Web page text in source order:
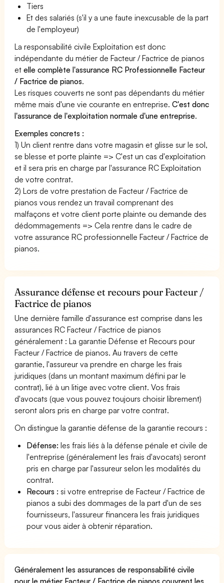
Tiers
Et des salariés (s'il y a une faute inexcusable de la part
de l'employeur)
La responsabilité civile Exploitation est donc
indépendante du métier de Facteur / Factrice de pianos
etelle complète l'assurance RC Professionnelle Facteur
/ Factrice de pianos.
Les risques couverts ne sont pas dépendants du métier
même mais d'une vie courante en entreprise.C'est donc
l'assurance de l'exploitation normale d'une entreprise.
Exemples concrets :
1) Un client rentre dans votre magasin et glisse sur le sol,
se blesse et porte plainte => C'est un cas d'exploitation
et il sera pris en charge par l'assurance RC Exploitation
de votre contrat.
2) Lors de votre prestation de Facteur / Factrice de
pianos vous rendez un travail comprenant des
malfaçons et votre client porte plainte ou demande des
dédommagements => Cela rentre dans le cadre de
votre assurance RC professionnelle Facteur / Factrice de
pianos.
Assurance défense et recours pour Facteur /
Factrice de pianos
Une dernière famille d'assurance est comprise dans les
assurances RC Facteur / Factrice de pianos
généralement : La garantie Défense et Recours pour
Facteur / Factrice de pianos. Au travers de cette
garantie, l'assureur va prendre en charge les frais
juridiques (dans un montant maximum défini par le
contrat), lié à un litige avec votre client. Vos frais
d'avocats (que vous pouvez toujours choisir librement)
seront alors pris en charge par votre contrat.
On distingue la garantie défense de la garantie recours :
Défense: les frais liés à la défense pénale et civile de
l'entreprise (généralement les frais d'avocats) seront
pris en charge par l'assureur selon les modalités du
contrat.
Recours : si votre entreprise de Facteur / Factrice de
pianos a subi des dommages de la part d'un de ses
fournisseurs, l'assureur financera les frais juridiques
pour vous aider à obtenir réparation.
Généralement les assurances de responsabilité civile
pour le métier Facteur / Factrice de pianos couvrent les